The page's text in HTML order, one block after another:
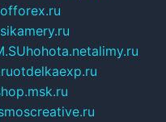
hohota.netalimy.ru
otdelkaexp.ru